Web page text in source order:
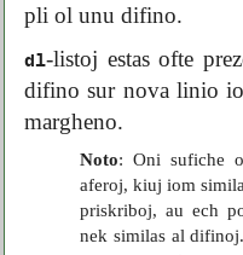
pli ol unu difino.
dl-listoj estas ofte
difino sur nova linio
margheno.
Noto: Oni sufiche
aferoj, kiuj iom
priskriboj, au ech
nek similas al